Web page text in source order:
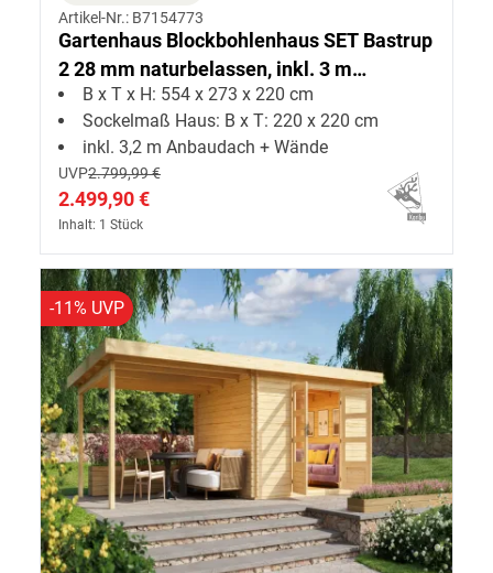
Artikel-Nr.: B7154773
Gartenhaus Blockbohlenhaus SET Bastrup
2 28 mm naturbelassen, inkl. 3 m
Anbaudach + Seiten--Rückwand
B x T x H: 554 x 273 x 220 cm
Sockelmaß Haus: B x T: 220 x 220 cm
inkl. 3,2 m Anbaudach + Wände
UVP2.799,99 €
2.499,90 €
Inhalt: 1 Stück
-11% UVP